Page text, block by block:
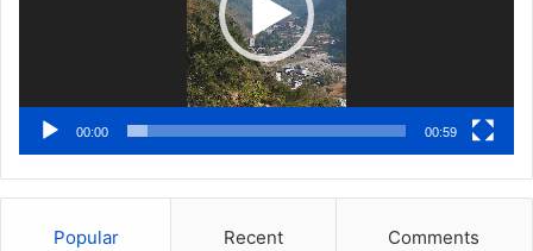
00:00 00:59
Popular Recent Comments